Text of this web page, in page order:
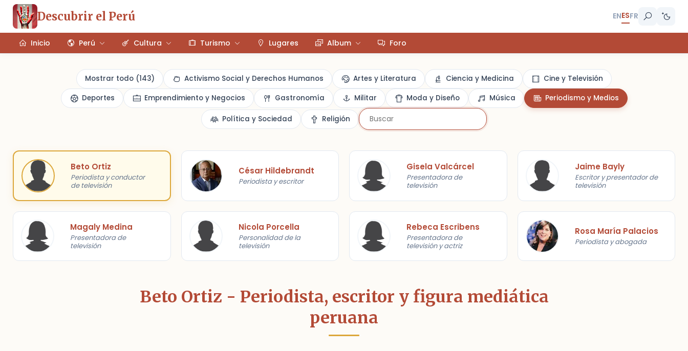
Descubrir el Perú ENESFR
Inicio Perú Cultura Turismo Lugares Album Foro
Mostrar todo (143) Activismo Social y Derechos Humanos Artes y Literatura Ciencia y Medicina
Cine y Televisión
Deportes
Emprendimiento y Negocios Gastronomía Militar Moda y Diseño Música Periodismo y Medios
Política y Sociedad Religión
Beto Ortiz
Periodista y conductor
de televisión
César Hildebrandt
Periodista y escritor
Gisela Valcárcel
Presentadora de
televisión
Jaime Bayly
Escritor y presentador de
televisión
Magaly Medina
Presentadora de
televisión
Nicola Porcella
Personalidad de la
televisión
Rebeca Escribens
Presentadora de
televisión y actriz
Rosa María Palacios
Periodista y abogada
Beto Ortiz - Periodista, escritor y figura mediática
peruana